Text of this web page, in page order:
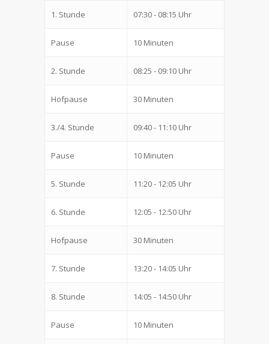
1. Stunde 07:30 - 08:15 Uhr
Pause 10 Minuten
2. Stunde 08:25 - 09:10 Uhr
Hofpause 30 Minuten
3./4. Stunde 09:40 - 11:10 Uhr
Pause 10 Minuten
5. Stunde 11:20 - 12:05 Uhr
6. Stunde 12:05 - 12:50 Uhr
Hofpause 30 Minuten
7. Stunde 13:20 - 14:05 Uhr
8. Stunde 14:05 - 14:50 Uhr
Pause 10 Minuten